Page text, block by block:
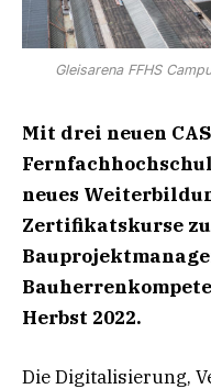
Gleisarena FFHS
Mit drei neuen
neues
Zertifikatskurse
Herbst 2022.
Die Digitalisierung,